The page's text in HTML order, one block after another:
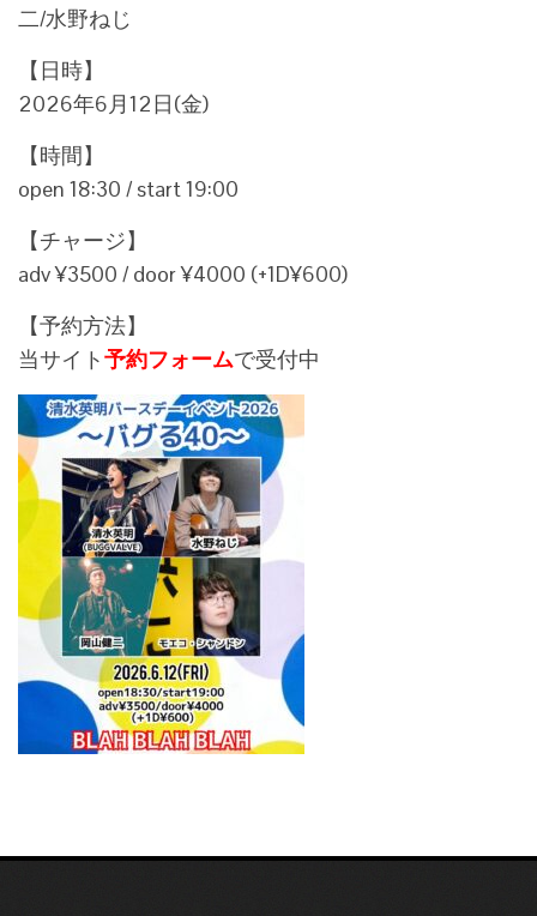
二/水野ねじ
【日時】
2026年6月12日(金)
【時間】
open 18:30 / start 19:00
【チャージ】
adv ¥3500 / door ¥4000 (+1D¥600)
【予約方法】
当サイト予約フォームで受付中